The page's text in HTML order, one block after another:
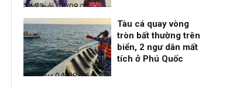
Thế giới
04/08/26, 14:32
Thời sự
04/08/26, 14:28
Tàu cá quay vòng
tròn bất thường trên
biển, 2 ngư dân mất
tích ở Phú Quốc